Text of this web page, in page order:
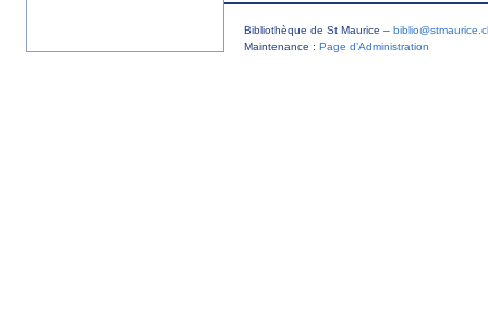
Bibliothèque de St Maurice –
Maintenance : Page d’Administration